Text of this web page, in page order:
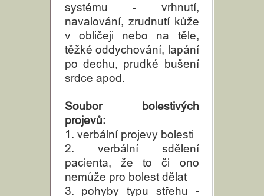
systému - vrhnutí,
navalování, zrudnutí kůže
v obličeji nebo na těle,
těžké oddychování, lapání
po dechu, prudké bušení
srdce apod.
Soubor bolestivých
projevů:
1. verbální projevy bolesti
2. verbální sdělení
pacienta, že to či ono
nemůže pro bolest dělat
3. pohyby typu střehu -